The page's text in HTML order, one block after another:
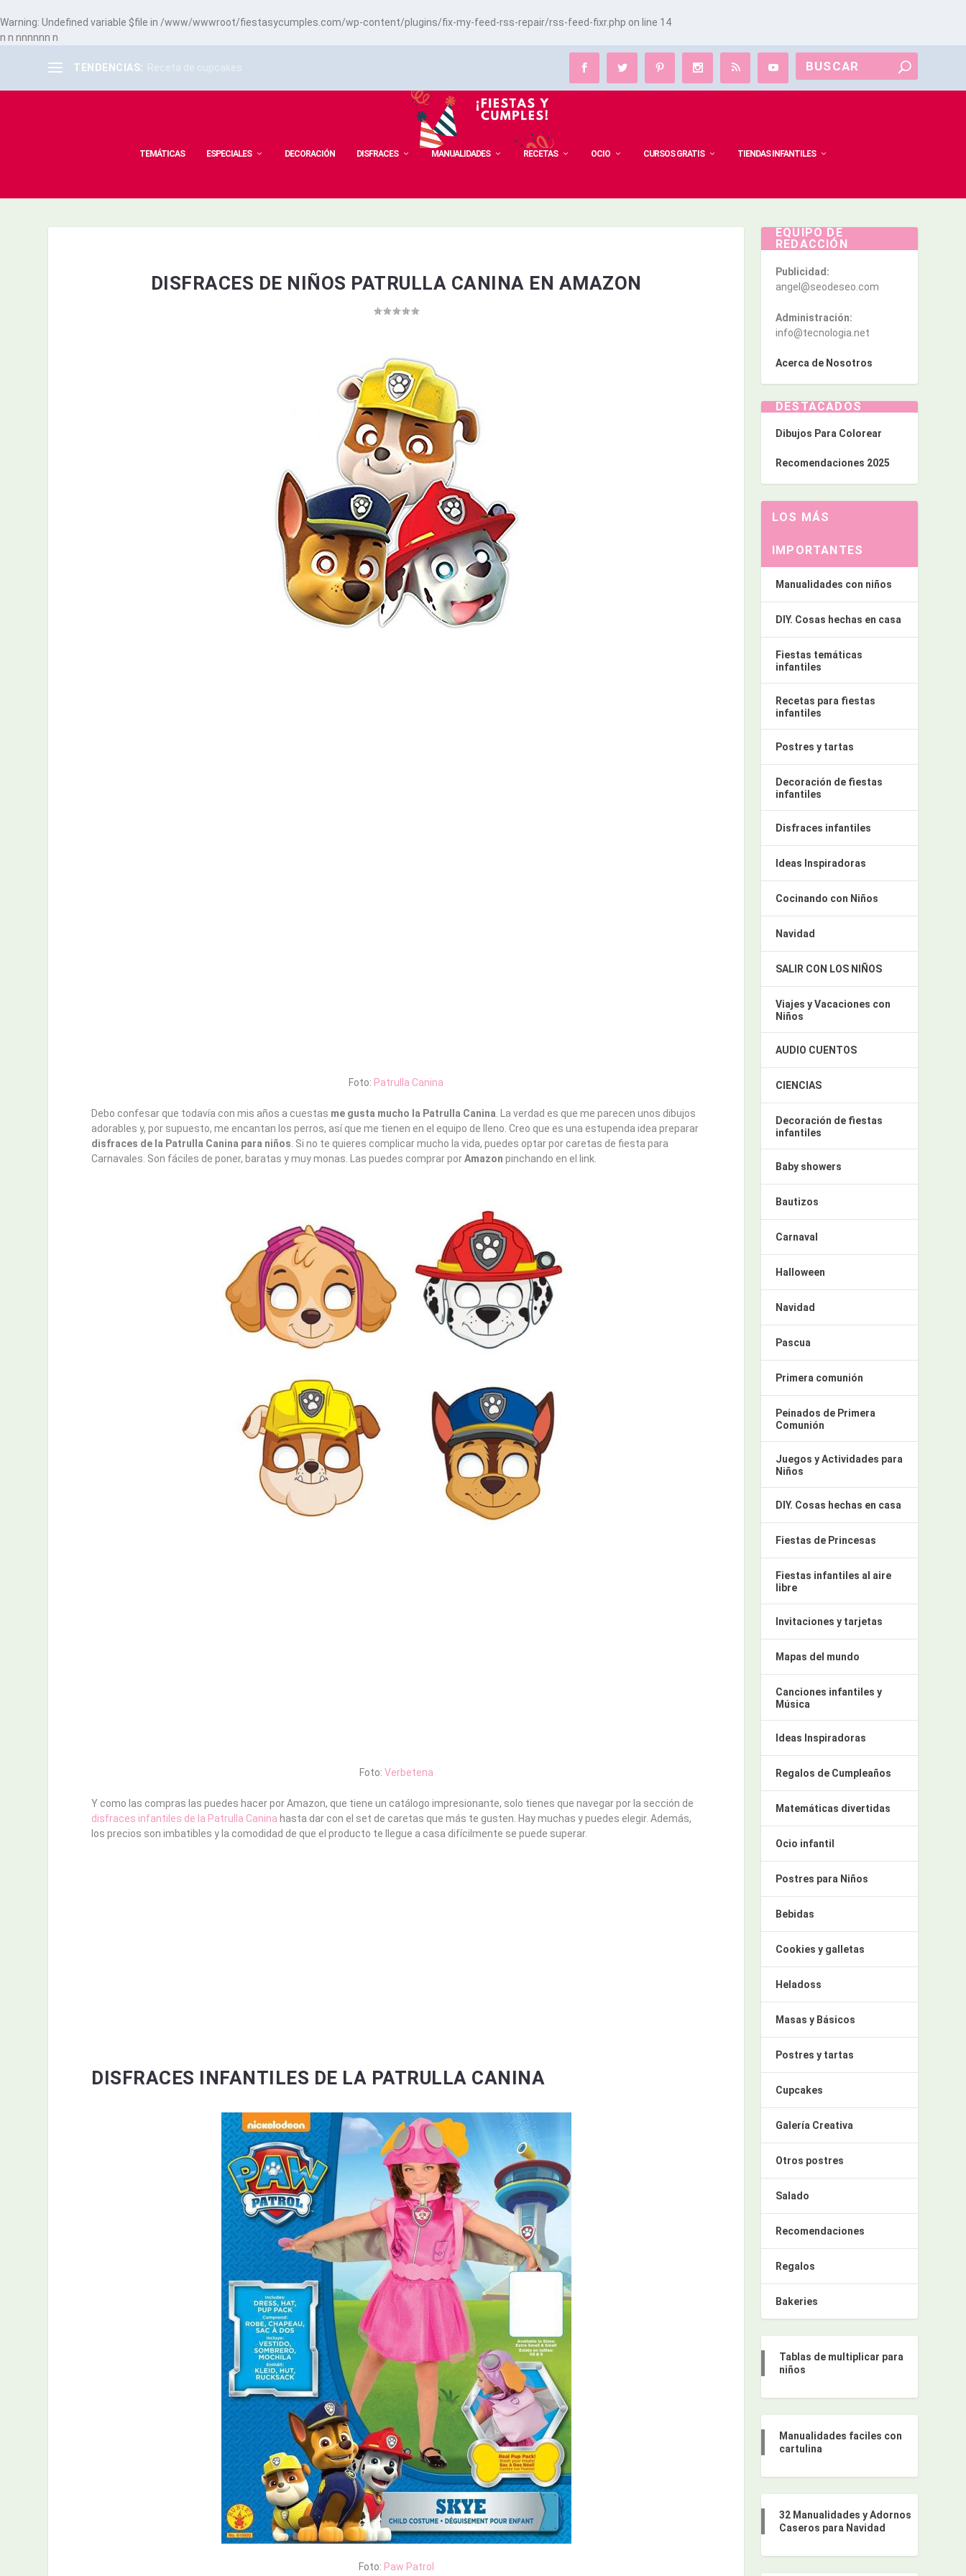
Warning: Undefined variable $file in /www/wwwroot/fiestasycumples.com/wp-content/plugins/fix-my-feed-rss-repair/rss-feed-fixr.php on line 14
n n nnnnnn n
TENDENCIAS: Receta de cupcakes
TEMÁTICAS ESPECIALES DECORACIÓN DISFRACES MANUALIDADES RECETAS OCIO CURSOS GRATIS TIENDAS INFANTILES
DISFRACES DE NIÑOS PATRULLA CANINA EN AMAZON
Foto: Patrulla Canina
Debo confesar que todavía con mis años a cuestas me gusta mucho la Patrulla Canina. La verdad es que me parecen unos dibujos
adorables y, por supuesto, me encantan los perros, así que me tienen en el equipo de lleno. Creo que es una estupenda idea preparar
disfraces de la Patrulla Canina para niños. Si no te quieres complicar mucho la vida, puedes optar por caretas de fiesta para
Carnavales. Son fáciles de poner, baratas y muy monas. Las puedes comprar porAmazon pinchando en el link.
Foto: Verbetena
Y como las compras las puedes hacer por Amazon, que tiene un catálogo impresionante, solo tienes que navegar por la sección de
disfraces infantiles de la Patrulla Canina hasta dar con el set de caretas que más te gusten. Hay muchas y puedes elegir. Además,
los precios son imbatibles y la comodidad de que el producto te llegue a casa difícilmente se puede superar.
DISFRACES INFANTILES DE LA PATRULLA CANINA
Foto: Paw Patrol
EQUIPO DE
REDACCIÓN
Publicidad:
angel@seodeseo.com
Administración:
info@tecnologia.net
Acerca de Nosotros
DESTACADOS
Dibujos Para Colorear
Recomendaciones 2025
LOS MÁS
IMPORTANTES
Manualidades con niños
DIY. Cosas hechas en casa
Fiestas temáticas
infantiles
Recetas para fiestas
infantiles
Postres y tartas
Decoración de fiestas
infantiles
Disfraces infantiles
Ideas Inspiradoras
Cocinando con Niños
Navidad
SALIR CON LOS NIÑOS
Viajes y Vacaciones con
Niños
AUDIO CUENTOS
CIENCIAS
Decoración de fiestas
infantiles
Baby showers
Bautizos
Carnaval
Halloween
Navidad
Pascua
Primera comunión
Peinados de Primera
Comunión
Juegos y Actividades para
Niños
DIY. Cosas hechas en casa
Fiestas de Princesas
Fiestas infantiles al aire
libre
Invitaciones y tarjetas
Mapas del mundo
Canciones infantiles y
Música
Ideas Inspiradoras
Regalos de Cumpleaños
Matemáticas divertidas
Ocio infantil
Postres para Niños
Bebidas
Cookies y galletas
Heladoss
Masas y Básicos
Postres y tartas
Cupcakes
Galería Creativa
Otros postres
Salado
Recomendaciones
Regalos
Bakeries
Tablas de multiplicar para
niños
Manualidades faciles con
cartulina
32 Manualidades y Adornos
Caseros para Navidad